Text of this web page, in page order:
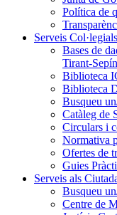
Política de
Serveis Col·legials
Bases de
Tirant-
Biblioteca
Biblioteca
Busqueu
Catàleg de
Circulars i
Normativa
Ofertes de
Guies
Serveis als
Busqueu
Centre de